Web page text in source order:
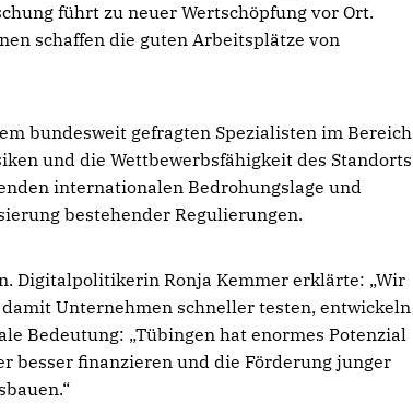
führt zu neuer Wertschöpfung vor Ort.
schaffen die guten Arbeitsplätze von
bundesweit gefragten Spezialisten im Bereich
und die Wettbewerbsfähigkeit des Standorts
internationalen Bedrohungslage und
bestehender Regulierungen.
Digitalpolitikerin Ronja Kemmer erklärte: „Wir
Unternehmen schneller testen, entwickeln
Bedeutung: „Tübingen hat enormes Potenzial
besser finanzieren und die Förderung junger